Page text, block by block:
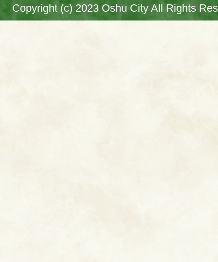
Copyright (c) 2023 Oshu City All Rights